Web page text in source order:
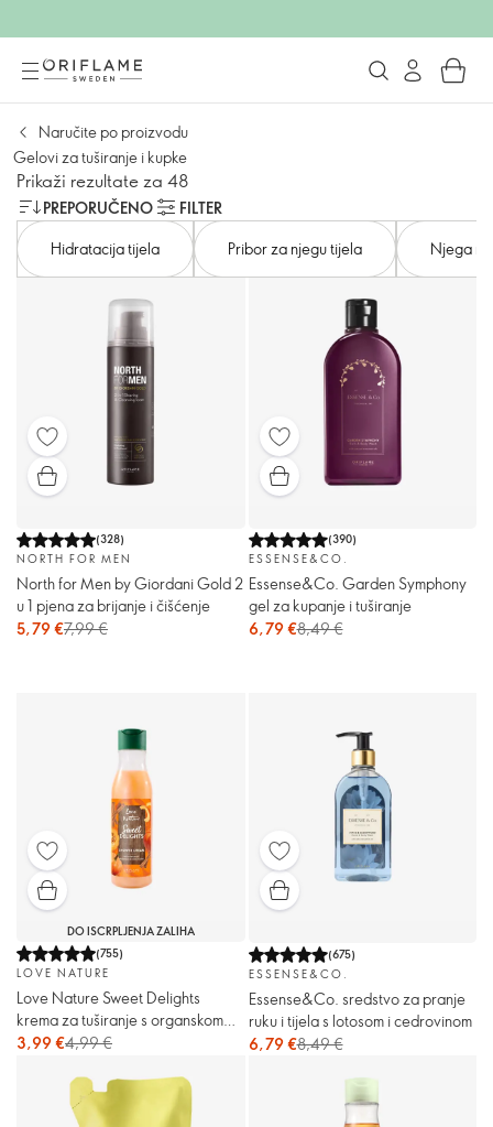
Naručite po proizvodu
Gelovi za tuširanje i kupke
Prikaži rezultate za 48
PREPORUČENO
FILTER
Hidratacija tijela
Pribor za njegu tijela Njega
(328)
NORTH FOR MEN
North for Men by Giordani Gold 2
u 1 pjena za brijanje i čišćenje
5,79 €7,99 €
(390)
ESSENSE&CO.
Essense&Co. Garden Symphony
gel za kupanje i tuširanje
6,79 €8,49 €
DO ISCRPLJENJA ZALIHA
(755)
LOVE NATURE
Love Nature Sweet Delights
krema za tuširanje s organskom
bundevom i cimetom
3,99 €4,99 €
(675)
ESSENSE&CO.
Essense&Co. sredstvo za pranje
ruku i tijela s lotosom i cedrovinom
6,79 €8,49 €